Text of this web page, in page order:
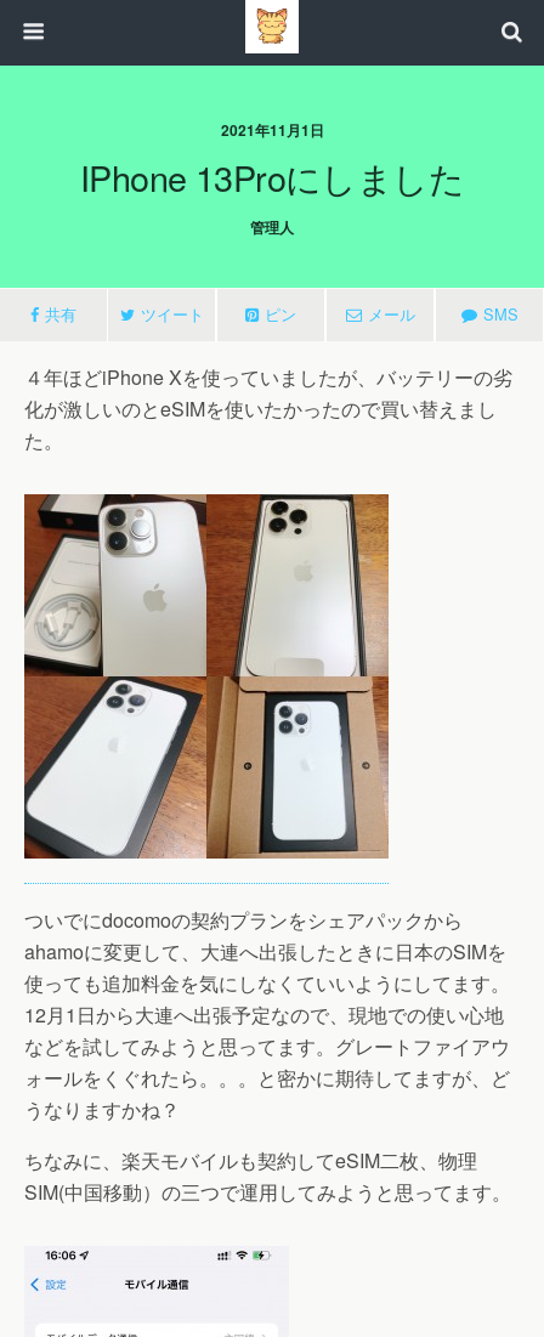
2021年11月1日
IPhone 13Proにしました
管理人
共有 ツイート ピン メール SMS
４年ほどiPhone Xを使っていましたが、バッテリーの劣
化が激しいのとeSIMを使いたかったので買い替えまし
た。
ついでにdocomoの契約プランをシェアパックから
ahamoに変更して、大連へ出張したときに日本のSIMを
使っても追加料金を気にしなくていいようにしてます。
12月1日から大連へ出張予定なので、現地での使い心地
などを試してみようと思ってます。グレートファイアウ
ォールをくぐれたら。。。と密かに期待してますが、ど
うなりますかね？
ちなみに、楽天モバイルも契約してeSIM二枚、物理
SIM(中国移動）の三つで運用してみようと思ってます。